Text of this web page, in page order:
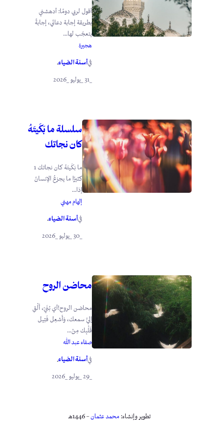
أقول لربي دومًا: أدهشني
بطريقة إجابة دعائي، إجابةً
يتعجّب لها...
هجيرة
فيأسنة الضياء.
سلسلة ما بَكَيتَهُ
كان نجاتك
ما بَكَيتَهُ كان نجاتك 1
كثيرًا ما يجزعُ الإنسانُ
إذا...
إلهام مهني
فيأسنة الضياء.
محاضن الروح
محاضن الروح!أي بُنَيّ، أَلْقِ
إليَّ سمعك، وَأَشعِل فَتِيل
قَلْبِك مِنْ...
صفاء عبد الله
فيأسنة الضياء.
تطوير وإنشاء: محمد عثمان– 1446هـ